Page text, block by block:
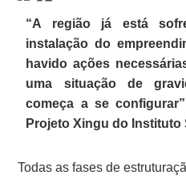
“A região já está
instalação do
havido ações
uma situação de
começa a se
Projeto Xingu do Instituto
Todas as fases de